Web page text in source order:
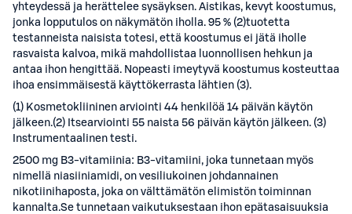
yhteydessä ja herättelee sysäyksen. Aistikas, kevyt koostumus,
jonka lopputulos on näkymätön iholla. 95 % (2)tuotetta
testanneista naisista totesi, että koostumus ei jätä iholle
rasvaista kalvoa, mikä mahdollistaa luonnollisen hehkun ja
antaa ihon hengittää. Nopeasti imeytyvä koostumus kosteuttaa
ihoa ensimmäisestä käyttökerrasta lähtien (3).
(1) Kosmetokliininen arviointi 44 henkilöä 14 päivän käytön
jälkeen.(2) Itsearviointi 55 naista 56 päivän käytön jälkeen. (3)
Instrumentaalinen testi.
2500 mg B3-vitamiinia: B3-vitamiini, joka tunnetaan myös
nimellä niasiiniamidi, on vesiliukoinen johdannainen
nikotiinihaposta, joka on välttämätön elimistön toiminnan
kannalta.Se tunnetaan vaikutuksestaan ihon epätasaisuuksia